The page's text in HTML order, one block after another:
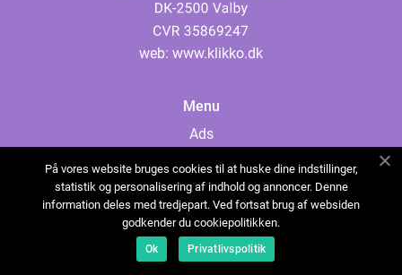
web: www.klikko.dk
Menu
Ads
Cookies
Contact
Sitemap
På vores website bruges cookies til at huske dine indstillinger,
statistik og personalisering af indhold og annoncer. Denne
information deles med tredjepart. Ved fortsat brug af websiden
godkender du cookiepolitikken.
Ok Privatlivspolitik